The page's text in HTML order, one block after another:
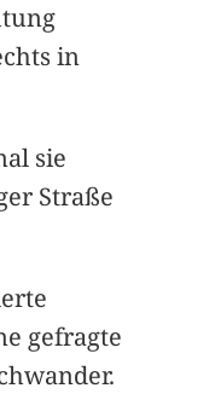
in
sie
Straße
gefragte